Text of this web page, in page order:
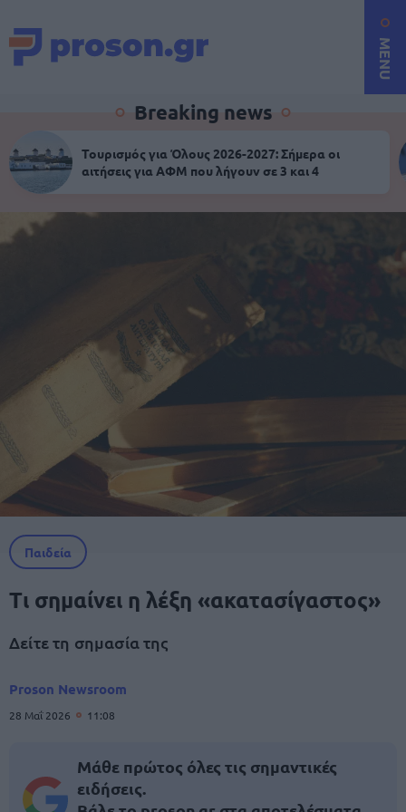
MENU
Breaking news
Τουρισμός για Όλους 2026-2027: Σήμερα οι
αιτήσεις για ΑΦΜ που λήγουν σε 3 και 4
Παιδεία
Τι σημαίνει η λέξη «ακατασίγαστος»
Δείτε τη σημασία της
Proson Newsroom
28 Μαΐ 2026 11:08
Μάθε πρώτος όλες τις σημαντικές
ειδήσεις.